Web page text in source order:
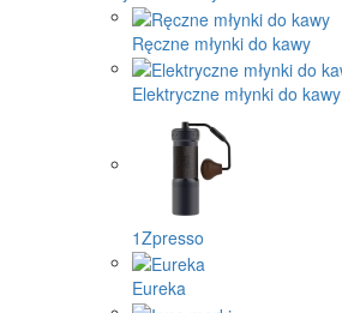
Ręczne młynki do kawy
Elektryczne młynki do kawy
1Zpresso
Eureka